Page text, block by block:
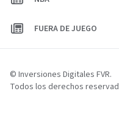
FUERA DE JUEGO
© Inversiones Digitales FVR.
Todos los derechos